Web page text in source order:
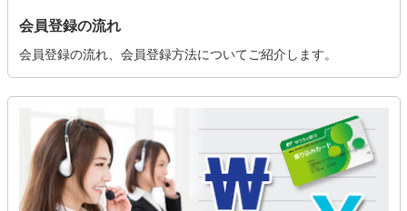
会員登録の流れ
会員登録の流れ、会員登録方法についてご紹介します。